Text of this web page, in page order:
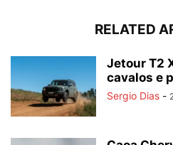
RELATED
Jetour T2
cavalos e
Sergio Dias -